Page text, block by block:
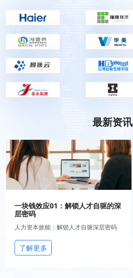
最新资讯
一块钱效应01：解锁人才自驱的深
层密码
人力资本效能：解锁人才自驱深层密码
了解更多